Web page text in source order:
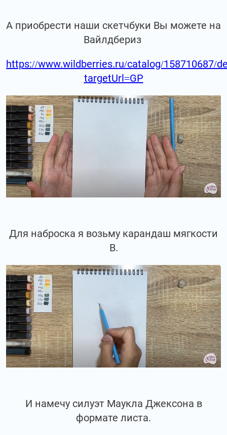
А приобрести наши скетчбуки Вы можете на
Вайлдбериз
https://www.wildberries.ru/catalog/158710687/
targetUrl=GP
Для наброска я возьму карандаш мягкости
В.
И намечу силуэт Маукла Джексона в
формате листа.